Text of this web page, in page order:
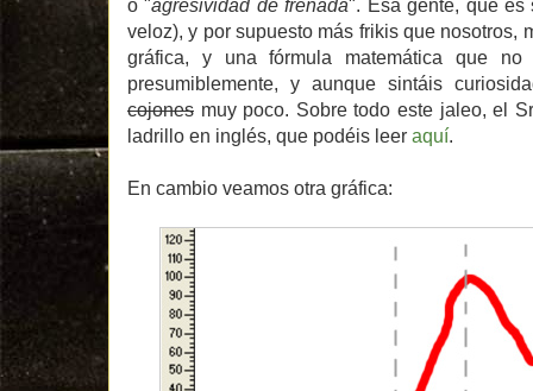
o "agresividad de frenada". Esa gente, que es
veloz), y por supuesto más frikis que nosotros,
gráfica, y una fórmula matemática que no
presumiblemente, y aunque sintáis
cojones muy poco. Sobre todo este jaleo, el
ladrillo en inglés, que podéis leer aquí.
En cambio veamos otra gráfica: